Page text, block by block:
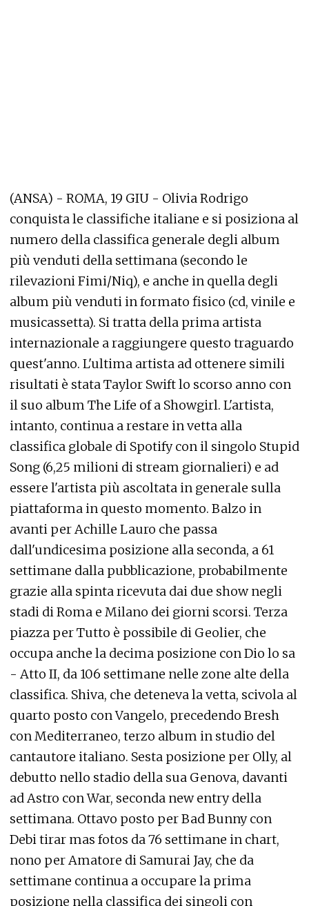
(ANSA) - ROMA, 19 GIU - Olivia Rodrigo
conquista le classifiche italiane e si posiziona al
numero della classifica generale degli album
più venduti della settimana (secondo le
rilevazioni Fimi/Niq), e anche in quella degli
album più venduti in formato fisico (cd, vinile e
musicassetta). Si tratta della prima artista
internazionale a raggiungere questo traguardo
quest'anno. L'ultima artista ad ottenere simili
risultati è stata Taylor Swift lo scorso anno con
il suo album The Life of a Showgirl. L'artista,
intanto, continua a restare in vetta alla
classifica globale di Spotify con il singolo Stupid
Song (6,25 milioni di stream giornalieri) e ad
essere l'artista più ascoltata in generale sulla
piattaforma in questo momento. Balzo in
avanti per Achille Lauro che passa
dall'undicesima posizione alla seconda, a 61
settimane dalla pubblicazione, probabilmente
grazie alla spinta ricevuta dai due show negli
stadi di Roma e Milano dei giorni scorsi. Terza
piazza per Tutto è possibile di Geolier, che
occupa anche la decima posizione con Dio lo sa
- Atto II, da 106 settimane nelle zone alte della
classifica. Shiva, che deteneva la vetta, scivola al
quarto posto con Vangelo, precedendo Bresh
con Mediterraneo, terzo album in studio del
cantautore italiano. Sesta posizione per Olly, al
debutto nello stadio della sua Genova, davanti
ad Astro con War, seconda new entry della
settimana. Ottavo posto per Bad Bunny con
Debi tirar mas fotos da 76 settimane in chart,
nono per Amatore di Samurai Jay, che da
settimane continua a occupare la prima
posizione nella classifica dei singoli con